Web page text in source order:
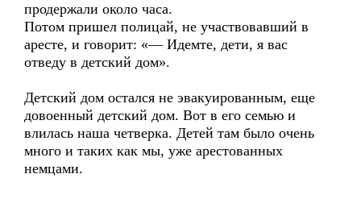
продержали около часа.
Потом пришел полицай, не участвовавший в
аресте, и говорит: «— Идемте, дети, я вас
отведу в детский дом».
Детский дом остался не эвакуированным, еще
довоенный детский дом. Вот в его семью и
влилась наша четверка. Детей там было очень
много и таких как мы, уже арестованных
немцами.